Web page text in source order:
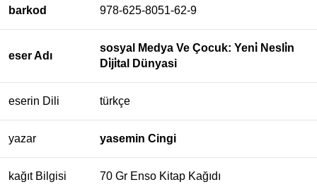
barkod 978-625-8051-62-9
eser Adı
sosyal Medya Ve Çocuk: Yeni̇ Nesli̇n
Di̇ji̇tal Dünyasi
eserin Dili türkçe
yazar yasemin Cingi
kağıt Bilgisi 70 Gr Enso Kitap Kağıdı